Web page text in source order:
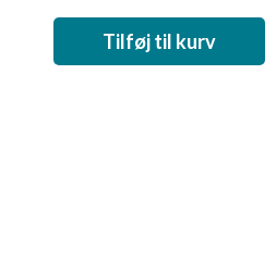
Tilføj til kurv